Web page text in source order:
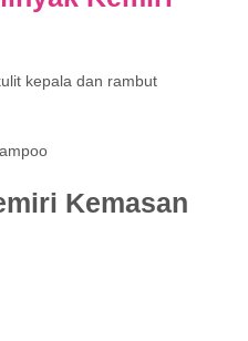
kepala dan rambut
Kemasan